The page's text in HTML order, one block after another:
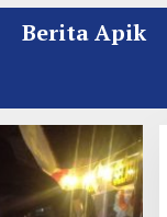
Berita Apik